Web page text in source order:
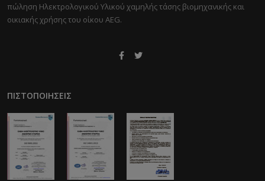
πώληση Ηλεκτρολογικού Υλικού χαμηλής τάσης βιομηχανικής και
οικιακής χρήσης του οίκου AEG.
ΠΙΣΤΟΠΟΙΉΣΕΙΣ